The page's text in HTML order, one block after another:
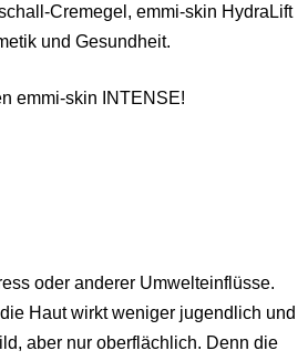
Cremegel, emmi-skin HydraLift
und Gesundheit.
emmi-skin INTENSE!
oder anderer Umwelteinflüsse.
Haut wirkt weniger jugendlich und
aber nur oberflächlich. Denn die